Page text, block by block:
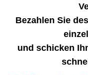
Bezahlen Sie
und schicken